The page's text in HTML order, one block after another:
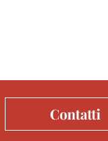
Contatti